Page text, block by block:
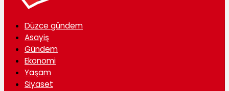
Düzce gündem
Asayiş
Gündem
Ekonomi
Yaşam
Siyaset